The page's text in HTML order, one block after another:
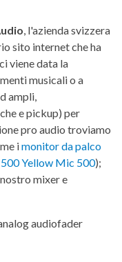
, l'azienda svizzera
sito internet che ha
viene data la
musicali o a
ampli,
e pickup) per
pro audio troviamo
imonitor da palco
Yellow Mic 500);
mixer e